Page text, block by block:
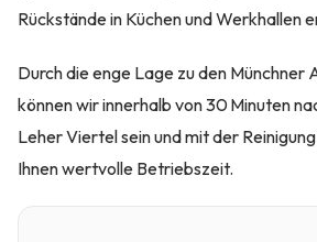
Rückstände in Küchen und Werkhallen
Durch die enge Lage zu den Münchner
können wir innerhalb von 30 Minuten
Leher Viertel sein und mit der
Ihnen wertvolle Betriebszeit.